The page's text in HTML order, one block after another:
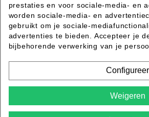
FORMLOCKKRULLER NAALDEN
Ratedout of 5 stars based
incl. btw€ 6,59
Levertijd 2 tot 7 werkdagen
prestaties en voor sociale-media- en
worden sociale-media- en
gebruikt om je sociale-
advertenties te bieden. Accepteer je
bijbehorende verwerking van je
Configureer
Weigeren